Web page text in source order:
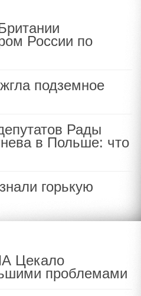
России по
подземное
Рады
в Польше: что
горькую
Цекало
проблемами